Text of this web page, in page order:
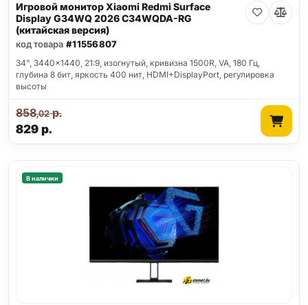
Игровой монитор Xiaomi Redmi Surface
Display G34WQ 2026 C34WQDA-RG
(китайская версия)
код товара #11556807
34", 3440x1440, 21:9, изогнутый, кривизна 1500R, VA, 180 Гц,
глубина 8 бит, яркость 400 нит, HDMI+DisplayPort, регулировка
высоты
829р.
858,02р.
В наличии